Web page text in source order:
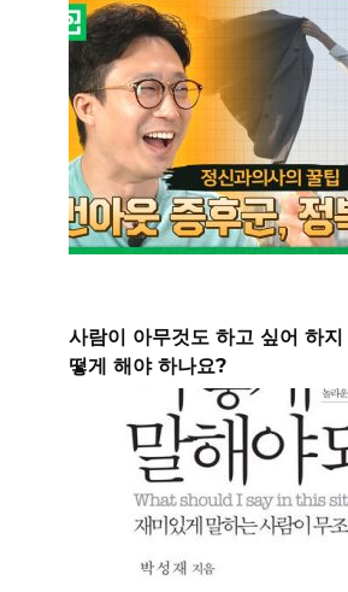
사람이 아무것도 하고 싶어 하
떻게 해야 하나요?